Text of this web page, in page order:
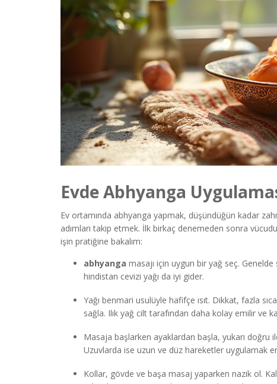
Evde Abhyanga
Ev ortamında abhyanga yapmak, düşündüğün kadar
adımları takip etmek. İlk birkaç denemeden sonra
işin pratiğine bakalım:
abhyanga masajı için uygun bir yağ seç.
hindistan cevizi yağı da iyi gider.
Yağı benmari usulüyle hafifçe ısıt. Dikkat, fazla
sağla. Ilık yağ cilt tarafından daha kolay emilir ve
Masaja başlarken ayaklardan başla, yukarı doğru
Uzuvlarda ise uzun ve düz hareketler uygulamak
Kollar, gövde ve başa masaj yaparken nazik ol.